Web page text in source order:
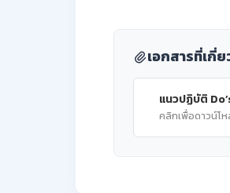
เอกสารที่เกี่
แนวปฏิบัติ
คลิกเพื่อดาวน์โ